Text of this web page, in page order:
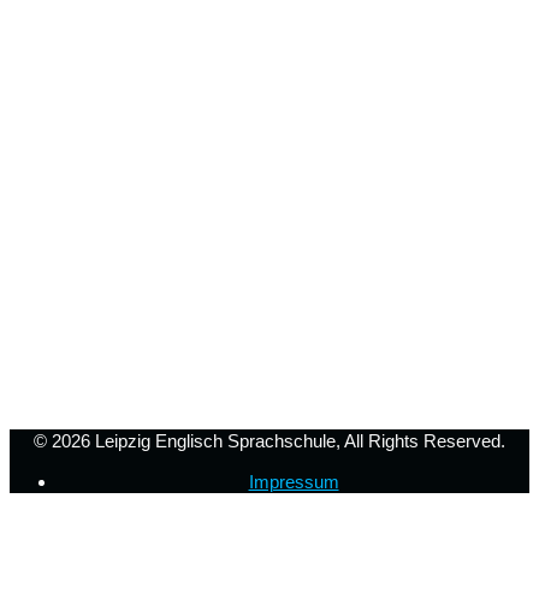
© 2026 Leipzig Englisch Sprachschule, All Rights Reserved.
Impressum